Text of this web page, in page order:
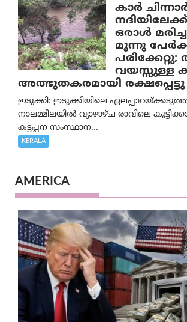
കാര്‍
ഒരാള്‍
മൂന്നു
വയസ്സുള്ള
അത്ഭുതകരമായി രക്ഷപ്പെട്ടു
ഇടുക്കി: ഇടുക്കിയിലെ
നാലമ്മിലയിൽ വ്യാഴാഴ്ച രാവിലെ
കട്ടപ്പന സംസ്ഥാന...
KERALA
AMERICA